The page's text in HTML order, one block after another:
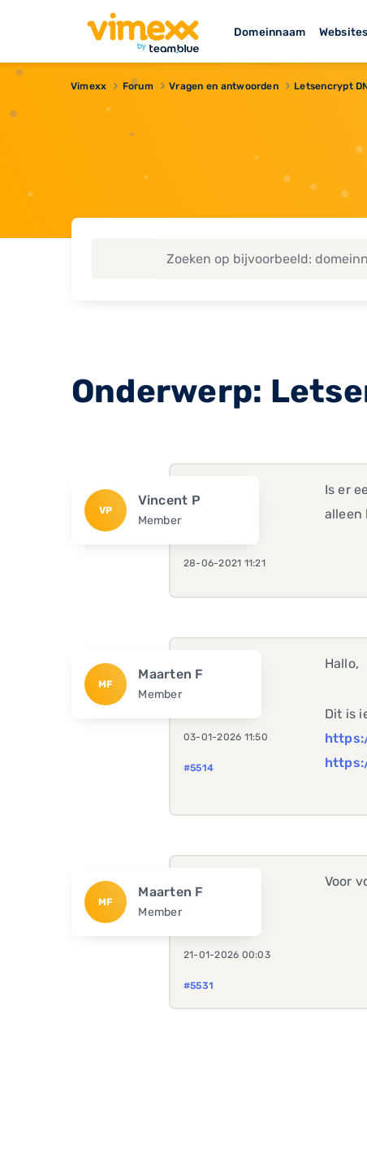
Domeinnaam
Vimexx Forum Vragen en antwoorden Letsencrypt
Onderwerp:
VP
Vincent P
Member
28-06-2021 11:21
Is er
alleen
MF
Maarten F
Member
03-01-2026 11:50
#5514
Hallo,
Dit is
MF
Maarten F
Member
21-01-2026 00:03
#5531
Voor